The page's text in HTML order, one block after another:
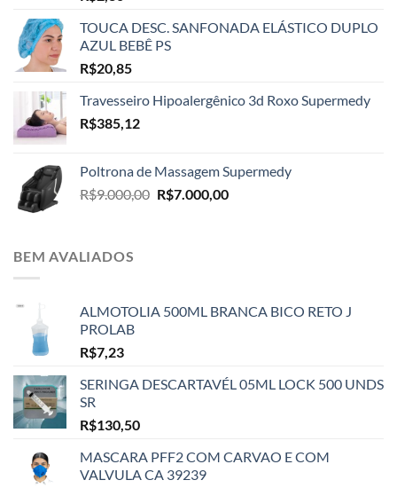
TOUCA DESC. SANFONADA ELÁSTICO DUPLO
AZUL BEBÊ PS
R$20,85
Travesseiro Hipoalergênico 3d Roxo Supermedy
R$385,12
Poltrona de Massagem Supermedy
R$9.000,00 O
R$7.000,00O
BEM AVALIADOS
ALMOTOLIA 500ML BRANCA BICO RETO J
PROLAB
R$7,23
SERINGA DESCARTAVÉL 05ML LOCK 500 UNDS
SR
R$130,50
MASCARA PFF2 COM CARVAO E COM
VALVULA CA 39239